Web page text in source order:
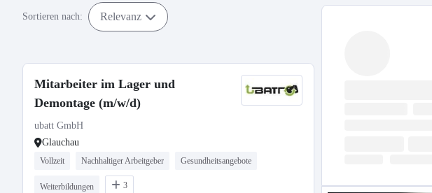
Sortieren nach: Relevanz
Mitarbeiter im Lager und
Demontage (m/w/d)
ubatt GmbH
Glauchau
Vollzeit Nachhaltiger Arbeitgeber Gesundheitsangebote
Weiterbildungen 3